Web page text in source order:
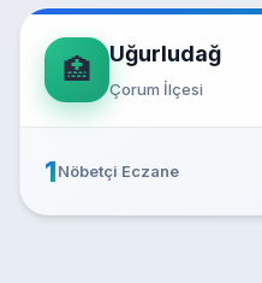
🏥 Uğurludağ
Çorum İlçesi
1Nöbetçi Eczane